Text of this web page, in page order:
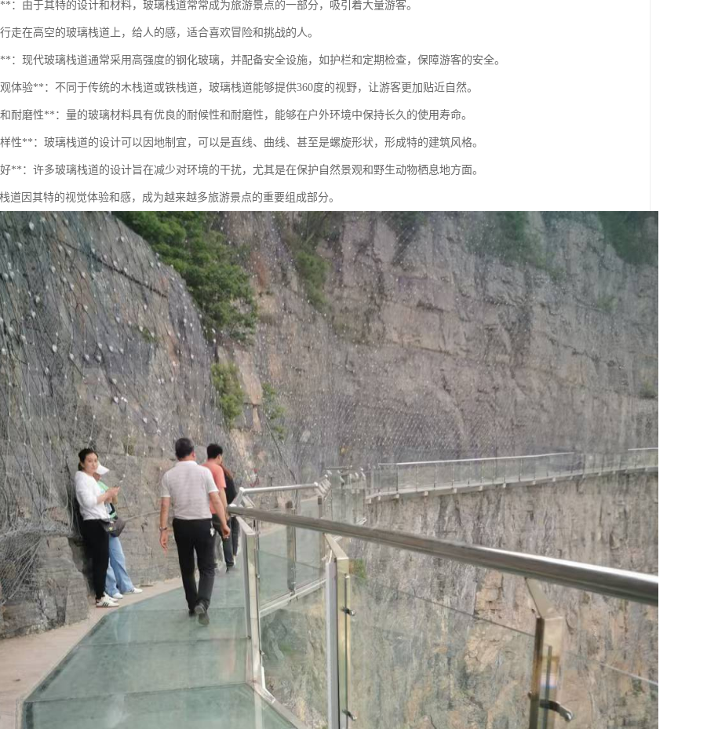
：由于其特的设计和材料，玻璃栈道常常成为旅游景点的一部分，吸引着大量游客。
走在高空的玻璃栈道上，给人的感，适合喜欢冒险和挑战的人。
：现代玻璃栈道通常采用高强度的钢化玻璃，并配备安全设施，如护栏和定期检查，保障游客的安全。
体验**：不同于传统的木栈道或铁栈道，玻璃栈道能够提供360度的视野，让游客更加贴近自然。
耐磨性**：量的玻璃材料具有优良的耐候性和耐磨性，能够在户外环境中保持长久的使用寿命。
性**：玻璃栈道的设计可以因地制宜，可以是直线、曲线、甚至是螺旋形状，形成特的建筑风格。
**：许多玻璃栈道的设计旨在减少对环境的干扰，尤其是在保护自然景观和野生动物栖息地方面。
道因其特的视觉体验和感，成为越来越多旅游景点的重要组成部分。